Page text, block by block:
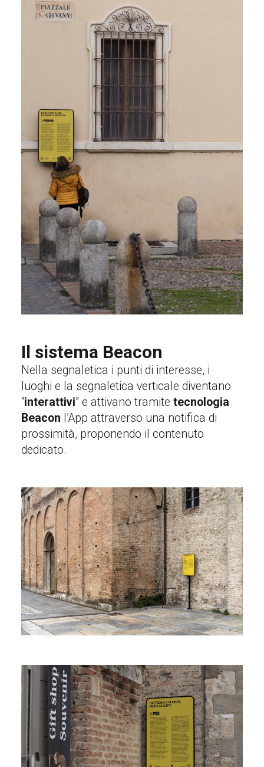
Il sistema Beacon
Nella segnaletica i punti di interesse, i
luoghi e la segnaletica verticale diventano
“interattivi” e attivano tramite tecnologia
Beacon l’App attraverso una notifica di
prossimità, proponendo il contenuto
dedicato.